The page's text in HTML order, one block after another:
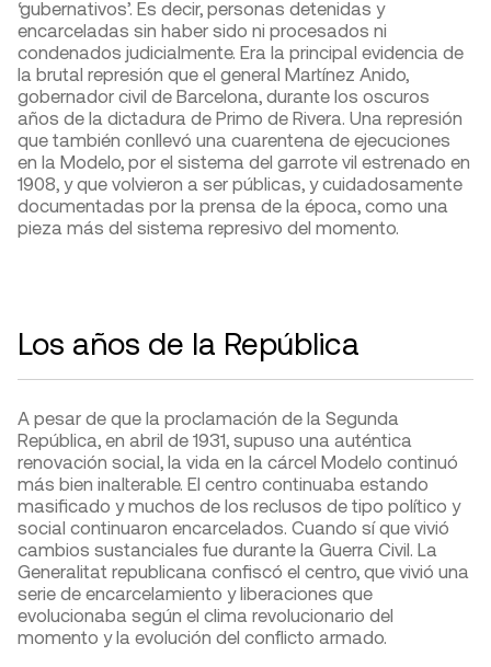
‘gubernativos’. Es decir, personas detenidas y
encarceladas sin haber sido ni procesados ​​ni
condenados judicialmente. Era la principal evidencia de
la brutal represión que el general Martínez Anido,
gobernador civil de Barcelona, ​​durante los oscuros
años de la dictadura de Primo de Rivera. Una represión
que también conllevó una cuarentena de ejecuciones
en la Modelo, por el sistema del garrote vil estrenado en
1908, y que volvieron a ser públicas, y cuidadosamente
documentadas por la prensa de la época, como una
pieza más del sistema represivo del momento.
Los años de la República
A pesar de que la proclamación de la Segunda
República, en abril de 1931, supuso una auténtica
renovación social, la vida en la cárcel Modelo continuó
más bien inalterable. El centro continuaba estando
masificado y muchos de los reclusos de tipo político y
social continuaron encarcelados. Cuando sí que vivió
cambios sustanciales fue durante la Guerra Civil. La
Generalitat republicana confiscó el centro, que vivió una
serie de encarcelamiento y liberaciones que
evolucionaba según el clima revolucionario del
momento y la evolución del conflicto armado.